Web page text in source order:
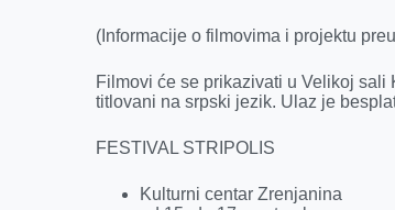
(Informacije o filmovima i projektu
Filmovi će se prikazivati u Velikoj
titlovani na srpski jezik. Ulaz je
FESTIVAL STRIPOLIS
Kulturni centar Zrenjanina